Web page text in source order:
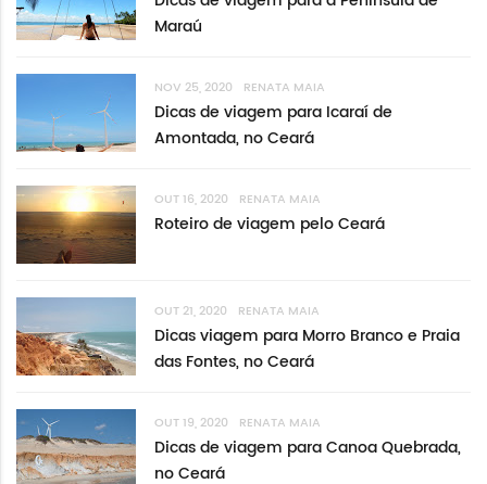
Maraú
NOV 25, 2020 RENATA MAIA
Dicas de viagem para Icaraí de
Amontada, no Ceará
OUT 16, 2020 RENATA MAIA
Roteiro de viagem pelo Ceará
OUT 21, 2020 RENATA MAIA
Dicas viagem para Morro Branco e Praia
das Fontes, no Ceará
OUT 19, 2020 RENATA MAIA
Dicas de viagem para Canoa Quebrada,
no Ceará